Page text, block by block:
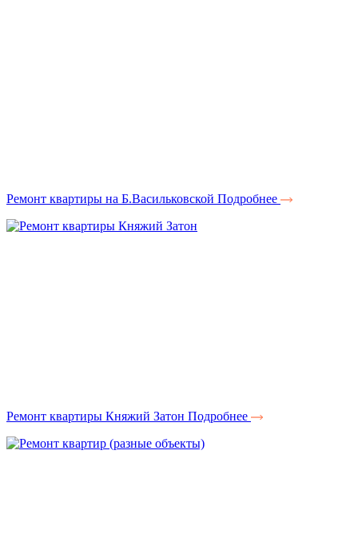
Ремонт квартиры на Б.Васильковской Подробнее
Ремонт квартиры Княжий Затон Подробнее